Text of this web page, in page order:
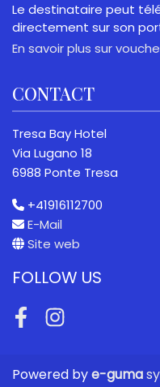
Le destinataire peut
directement sur son
En savoir plus sur
CONTACT
Tresa Bay Hotel
Via Lugano 18
6988 Ponte Tresa
+41916112700
E-Mail
Site web
FOLLOW US
FacebookInstagram
Powered bye-guma